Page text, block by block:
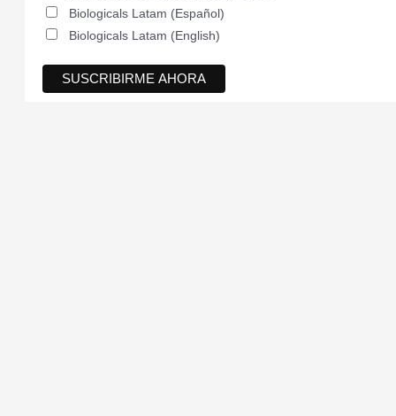
Biologicals Latam (Español)
Biologicals Latam (English)